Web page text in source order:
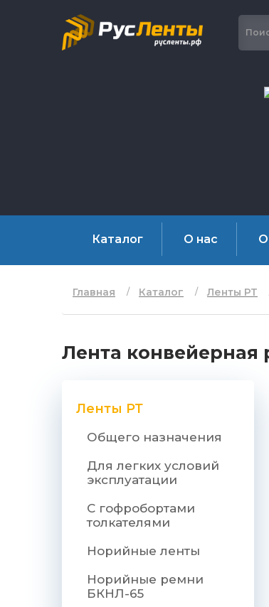
Каталог О нас
Главная Каталог Ленты РТ
Лента конвейерная
Ленты РТ
Общего назначения
Для легких условий
эксплуатации
С гофробортами
толкателями
Норийные ленты
Норийные ремни
БКНЛ-65